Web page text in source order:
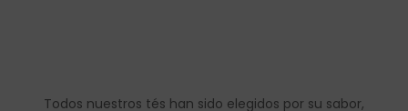
Todos nuestros tés han sido elegidos por su sabor,